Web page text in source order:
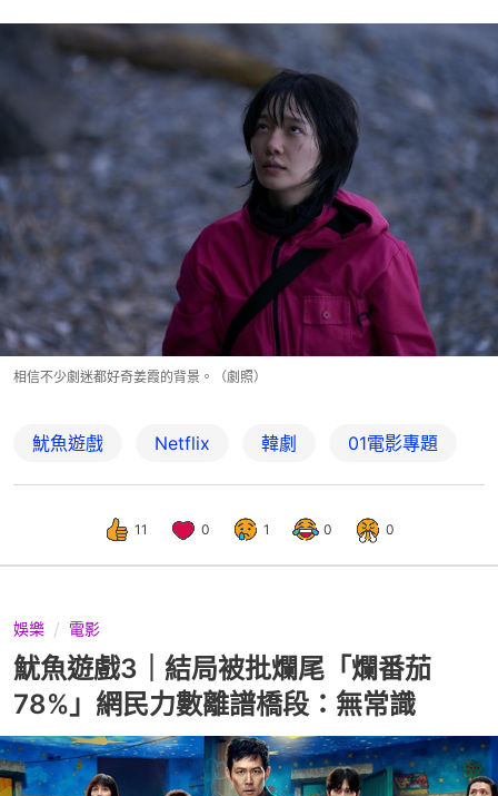
相信不少劇迷都好奇姜霞的背景。（劇照）
魷魚遊戲 Netflix 韓劇 01電影專題
11 0 1 0 0
娛樂 電影
魷魚遊戲3｜結局被批爛尾「爛番茄
78%」網民力數離譜橋段：無常識